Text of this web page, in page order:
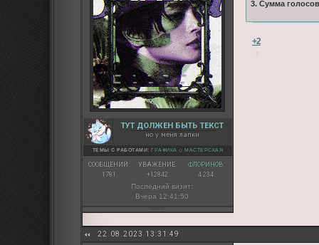
ТУТ ДОЛЖЕН БЫТЬ ТЕКСТ
но у меня лапки
ТЕМЫ С РАБОТАМИ: ГРАФИКА ◇ МАСТЕРСКАЯ
СООБЩЕНИЙ:
1781
УВАЖЕНИЕ:
+12842
ФЛОРИНОВ:
4 234
Последний визит:
Вчера 12:41:50
3. Сумма
+2
22.08.2023 13:31:49